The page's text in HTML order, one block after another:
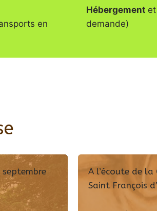
en
Hébergement
demande)
A l’écoute de
Saint François